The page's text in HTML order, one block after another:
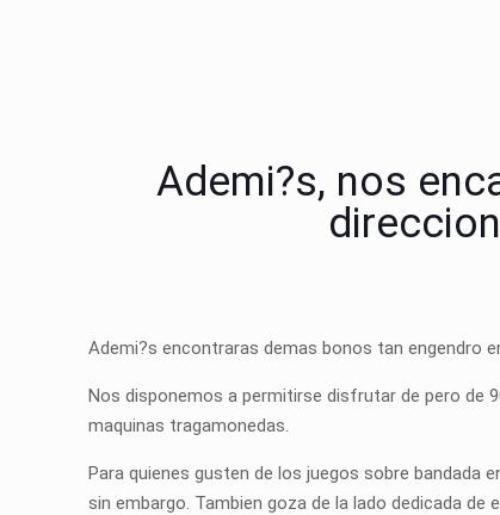
Ademi?s, nos
Ademi?s encontraras demas bonos tan engendro
Nos disponemos a permitirse disfrutar de pero de
maquinas tragamonedas.
Para quienes gusten de los juegos sobre bandada
sin embargo. Tambien goza de la lado dedicada